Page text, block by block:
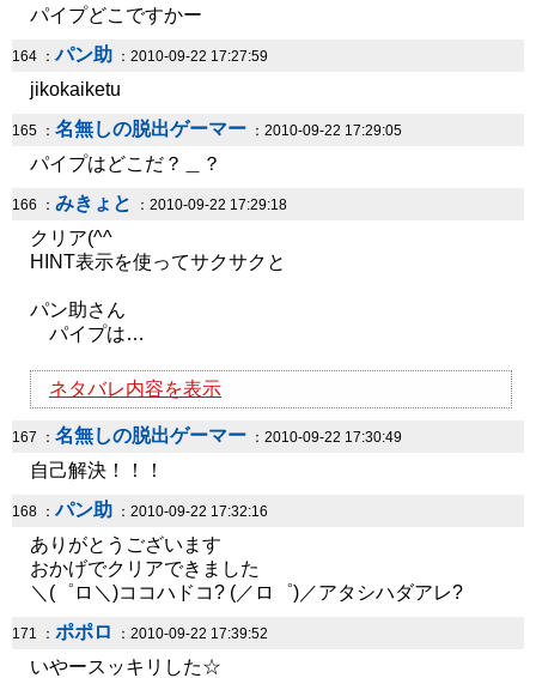
パイプどこですかー
164 ：パン助 ：2010-09-22 17:27:59
jikokaiketu
165 ： 名無しの脱出ゲーマー ：2010-09-22 17:29:05
パイプはどこだ？＿？
166 ： みきょと ：2010-09-22 17:29:18
クリア(^^
HINT表示を使ってサクサクと
パン助さん
パイプは…
ネタバレ内容を表示
167 ： 名無しの脱出ゲーマー ：2010-09-22 17:30:49
自己解決！！！
168 ：パン助 ：2010-09-22 17:32:16
ありがとうございます
おかげでクリアできました
＼(゜ロ＼)ココハドコ? (／ロ゜)／アタシハダアレ?
171 ： ポポロ ：2010-09-22 17:39:52
いやースッキリした☆